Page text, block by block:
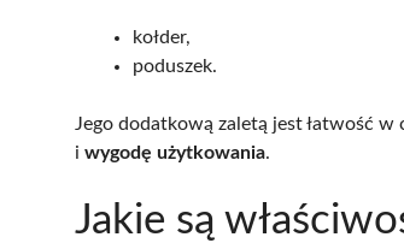
kołder,
poduszek.
Jego dodatkową zaletą jest łatwość
i wygodę użytkowania.
Jakie są